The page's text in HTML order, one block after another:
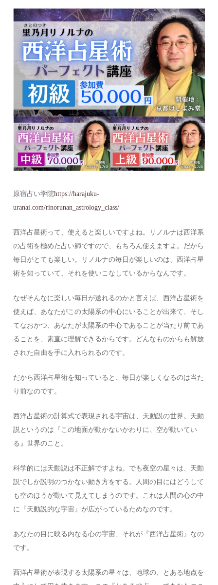
原宿占い学院https://harajuku-
uranai.com/rinorunan_astrology_class/
西洋占星術って、使えると楽しいですよね。リノルナは西洋系
の占術を極めた占い師ですので、もちろん使えますよ。だから
毎日がとても楽しい。リノルナの毎日が楽しいのは、西洋占星
術を知っていて、それを使いこなしているからなんです。
なぜそんなに楽しい毎日が送れるのかと言えば、西洋占星術を
使えば、あなたがこの太陽系の中心にいることが出来て、そし
てなおかつ、あなたが太陽系の中心であることが当たり前であ
ることを、素直に理解できるからです。どんなものからも解放
された自由を手に入れられるのです。
だから西洋占星術を知っていると、毎日が楽しくなるのは当た
り前なのです。
西洋占星術の計算式で表現される宇宙は、天動説の世界。天動
説というのは『この地面が動かないかわりに、空が動いてい
る』世界のこと。
科学的には天動説は不正解ですよね。でも夜空の星々は、天動
説でしか説明のつかない動き方をする。人間の目にはどうして
も空のほうが動いて見えてしまうのです。これは人間の心の中
に『天動説的な宇宙』が広がっているためなのです。
あなたの目に映る内なる心の宇宙、それが『西洋占星術』なの
です。
西洋占星術が表現する太陽系の星々は、地球の、とある地点を